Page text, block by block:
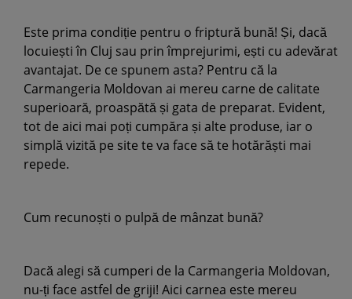
Este prima condiție pentru o friptură bună! Și, dacă
locuiești în Cluj sau prin împrejurimi, ești cu adevărat
avantajat. De ce spunem asta? Pentru că la
Carmangeria Moldovan ai mereu carne de calitate
superioară, proaspătă și gata de preparat. Evident,
tot de aici mai poți cumpăra și alte produse, iar o
simplă vizită pe site te va face să te hotărăști mai
repede.
Cum recunoști o pulpă de mânzat bună?
Dacă alegi să cumperi de la Carmangeria Moldovan,
nu-ți face astfel de griji! Aici carnea este mereu